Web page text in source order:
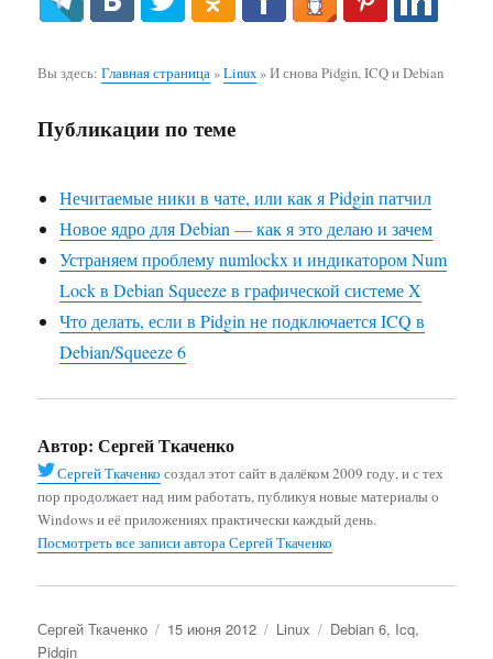
Вы здесь:Главная страница»Linux»И снова Pidgin, ICQ и Debian
Публикации по теме
Нечитаемые ники в чате, или как я Pidgin патчил
Новое ядро для Debian — как я это делаю и зачем
Устраняем проблему numlockx и индикатором Num
Lock в Debian Squeeze в графической системе X
Что делать, если в Pidgin не подключается ICQ в
Debian/Squeeze 6
Автор: Сергей Ткаченко
Сергей Ткаченко создал этот сайт в далёком 2009 году, и с тех
пор продолжает над ним работать, публикуя новые материалы о
Windows и её приложениях практически каждый день.
Посмотреть все записи автора Сергей Ткаченко
Автор
Сергей Ткаченко Опубликовано
15 июня 2012 Рубрики
Linux Метки
Debian 6, Icq,
Pidgin